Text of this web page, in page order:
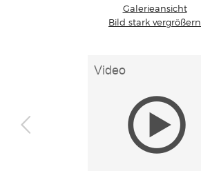
Galerieansicht
Bild stark vergrößern